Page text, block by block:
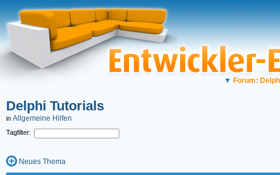
▼ Forum:
Delphi Tutorials
in Allgemeine Hilfen
Tagfilter:
Neues Thema